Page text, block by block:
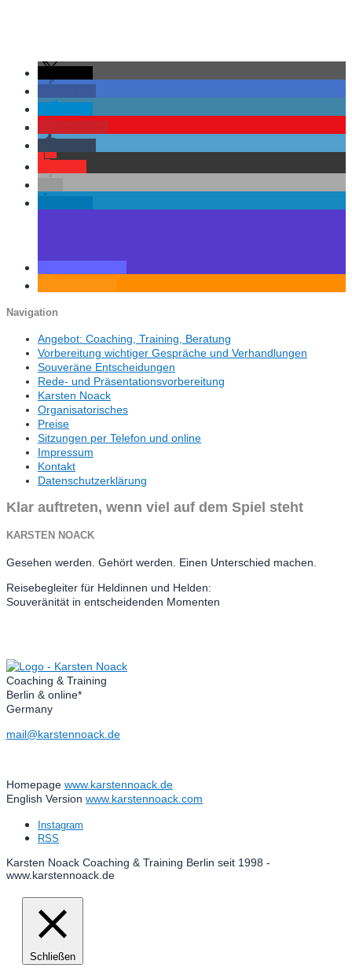
Navigation
Angebot: Coaching, Training, Beratung
Vorbereitung wichtiger Gespräche und Verhandlungen
Souveräne Entscheidungen
Rede- und Präsentationsvorbereitung
Karsten Noack
Organisatorisches
Preise
Sitzungen per Telefon und online
Impressum
Kontakt
Datenschutzerklärung
Klar auftreten, wenn viel auf dem Spiel steht
KARSTEN NOACK
Gesehen werden. Gehört werden. Einen Unterschied machen.
Reisebegleiter für Heldinnen und Helden:
Souveränität in entscheidenden Momenten
Coaching & Training
Berlin & online*
Germany
mail@karstennoack.de
Homepage www.karstennoack.de
English Version www.karstennoack.com
Instagram
RSS
Karsten Noack Coaching & Training Berlin seit 1998 -
www.karstennoack.de
Schließen